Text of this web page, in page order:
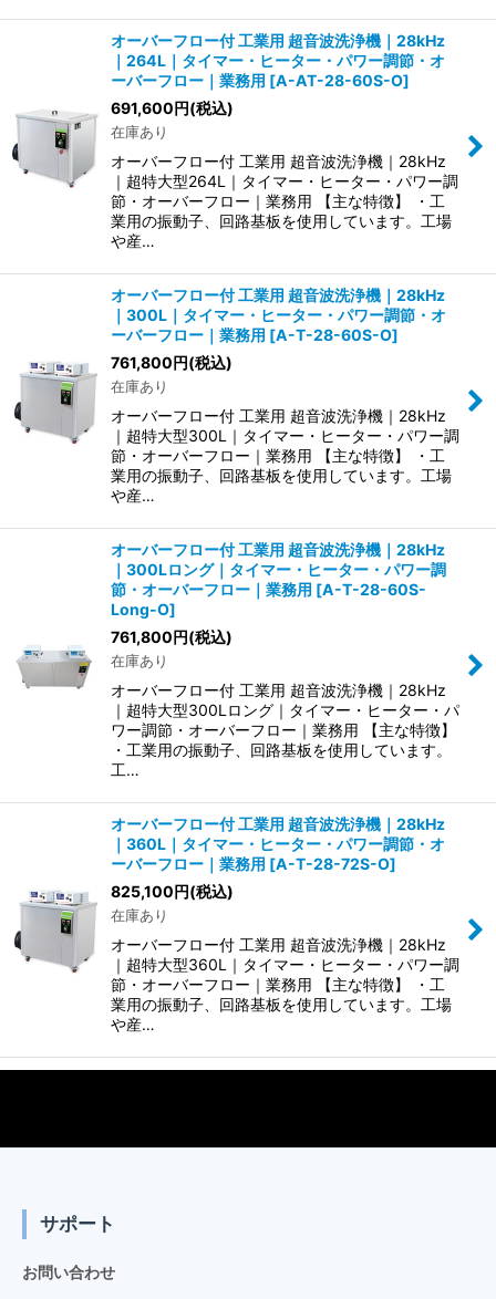
オーバーフロー付 工業用 超音波洗浄機｜28kHz
｜264L｜タイマー・ヒーター・パワー調節・オ
ーバーフロー｜業務用 [A-AT-28-60S-O]
691,600円(税込)
在庫あり
オーバーフロー付 工業用 超音波洗浄機｜28kHz
｜超特大型264L｜タイマー・ヒーター・パワー調
節・オーバーフロー｜業務用 【主な特徴】 ・工
業用の振動子、回路基板を使用しています。工場
や産…
オーバーフロー付 工業用 超音波洗浄機｜28kHz
｜300L｜タイマー・ヒーター・パワー調節・オ
ーバーフロー｜業務用 [A-T-28-60S-O]
761,800円(税込)
在庫あり
オーバーフロー付 工業用 超音波洗浄機｜28kHz
｜超特大型300L｜タイマー・ヒーター・パワー調
節・オーバーフロー｜業務用 【主な特徴】 ・工
業用の振動子、回路基板を使用しています。工場
や産…
オーバーフロー付 工業用 超音波洗浄機｜28kHz
｜300Lロング｜タイマー・ヒーター・パワー調
節・オーバーフロー｜業務用 [A-T-28-60S-
Long-O]
761,800円(税込)
在庫あり
オーバーフロー付 工業用 超音波洗浄機｜28kHz
｜超特大型300Lロング｜タイマー・ヒーター・パ
ワー調節・オーバーフロー｜業務用 【主な特徴】
・工業用の振動子、回路基板を使用しています。
工…
オーバーフロー付 工業用 超音波洗浄機｜28kHz
｜360L｜タイマー・ヒーター・パワー調節・オ
ーバーフロー｜業務用 [A-T-28-72S-O]
825,100円(税込)
在庫あり
オーバーフロー付 工業用 超音波洗浄機｜28kHz
｜超特大型360L｜タイマー・ヒーター・パワー調
節・オーバーフロー｜業務用 【主な特徴】 ・工
業用の振動子、回路基板を使用しています。工場
や産…
サポート
お問い合わせ